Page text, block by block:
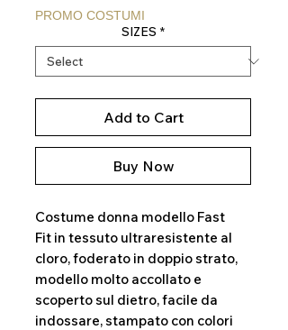
PROMO COSTUMI
SIZES *
Add to Cart
Buy Now
Costume donna modello Fast
Fit in tessuto ultraresistente al
cloro, foderato in doppio strato,
modello molto accollato e
scoperto sul dietro, facile da
indossare, stampato con colori